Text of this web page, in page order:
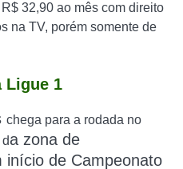
32,90 ao mês com direito
na TV, porém somente de
Ligue 1
chega para a rodada no
a zona de
início de Campeonato